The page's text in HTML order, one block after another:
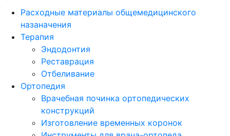
Расходные материалы общемедицинского
назаначения
Терапия
Эндодонтия
Реставрация
Отбеливание
Ортопедия
Врачебная починка ортопедических
конструкций
Изготовление временных коронок